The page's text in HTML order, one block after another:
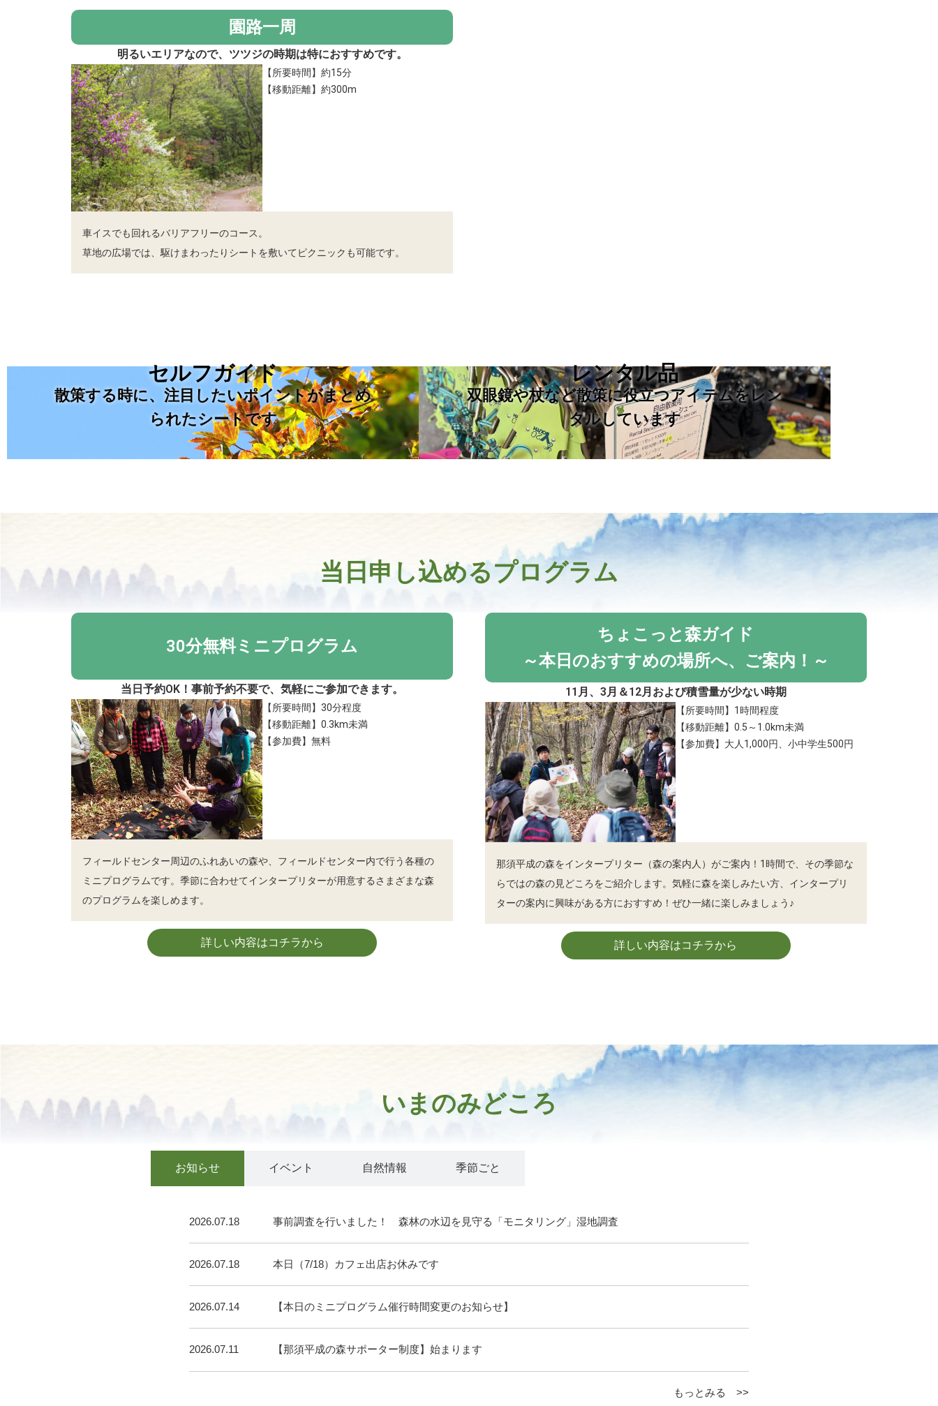
園路一周
明るいエリアなので、ツツジの時期は特におすすめです。
【所要時間】約15分
【移動距離】約300m
車イスでも回れるバリアフリーのコース。
草地の広場では、駆けまわったりシートを敷いてピクニックも可能です。
セルフガイド
散策する時に、注目したいポイントがまとめ
られたシートです
レンタル品
双眼鏡や杖など散策に役立つアイテムをレン
タルしています
当日申し込めるプログラム
30分無料ミニプログラム
当日予約OK！事前予約不要で、気軽にご参加できます。
【所要時間】30分程度
【移動距離】0.3km未満
【参加費】無料
フィールドセンター周辺のふれあいの森や、フィールドセンター内で行う各種の
ミニプログラムです。季節に合わせてインタープリターが用意するさまざまな森
のプログラムを楽しめます。
詳しい内容はコチラから
ちょこっと森ガイド
～本日のおすすめの場所へ、ご案内！～
11月、3月＆12月および積雪量が少ない時期
【所要時間】1時間程度
【移動距離】0.5～1.0km未満
【参加費】大人1,000円、小中学生500円
那須平成の森をインタープリター（森の案内人）がご案内！1時間で、その季節な
らではの森の見どころをご紹介します。気軽に森を楽しみたい方、インタープリ
ターの案内に興味がある方におすすめ！ぜひ一緒に楽しみましょう♪
詳しい内容はコチラから
いまのみどころ
お知らせ イベント 自然情報 季節ごと
2026.07.18 事前調査を行いました！ 森林の水辺を見守る「モニタリング」湿地調査
2026.07.18 本日（7/18）カフェ出店お休みです
2026.07.14 【本日のミニプログラム催行時間変更のお知らせ】
2026.07.11 【那須平成の森サポーター制度】始まります
もっとみる >>